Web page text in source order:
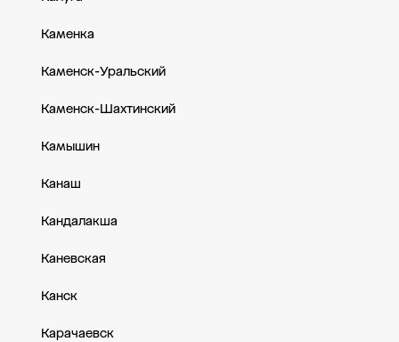
Каменка
Каменск-Уральский
Каменск-Шахтинский
Камышин
Канаш
Кандалакша
Каневская
Канск
Карачаевск